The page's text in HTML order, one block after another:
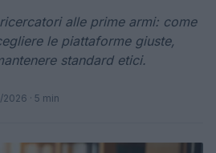
alle prime armi: come
le piattaforme giuste,
standard etici.
2026 · 5 min